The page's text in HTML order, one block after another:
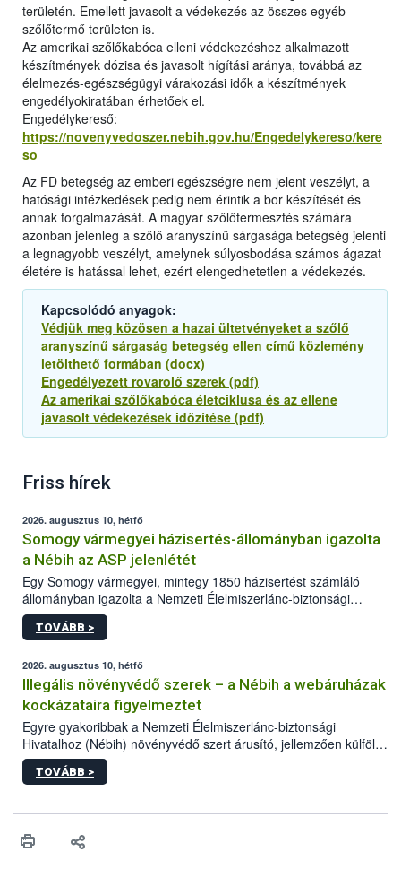
területén. Emellett javasolt a védekezés az összes egyéb
szőlőtermő területen is.
Az amerikai szőlőkabóca elleni védekezéshez alkalmazott
készítmények dózisa és javasolt hígítási aránya, továbbá az
élelmezés-egészségügyi várakozási idők a készítmények
engedélyokiratában érhetőek el.
Engedélykereső:
https://novenyvedoszer.nebih.gov.hu/Engedelykereso/kere
so
Az FD betegség az emberi egészségre nem jelent veszélyt, a
hatósági intézkedések pedig nem érintik a bor készítését és
annak forgalmazását. A magyar szőlőtermesztés számára
azonban jelenleg a szőlő aranyszínű sárgasága betegség jelenti
a legnagyobb veszélyt, amelynek súlyosbodása számos ágazat
életére is hatással lehet, ezért elengedhetetlen a védekezés.
Kapcsolódó anyagok:
Védjük meg közösen a hazai ültetvényeket a szőlő
aranyszínű sárgaság betegség ellen című közlemény
letölthető formában (docx)
Engedélyezett rovarolő szerek (pdf)
Az amerikai szőlőkabóca életciklusa és az ellene
javasolt védekezések időzítése (pdf)
Friss hírek
2026. augusztus 10, hétfő
Somogy vármegyei házisertés-állományban igazolta
a Nébih az ASP jelenlétét
Egy Somogy vármegyei, mintegy 1850 házisertést számláló
állományban igazolta a Nemzeti Élelmiszerlánc-biztonsági
Hivatal (Nébih) laboratóriuma az afrikai sertéspestis (ASP) vírus
jelenlétét. Az országos főállatorvos azonnal elrendelte a
terjedésének megakadályozása érdekében. A sertéstartók
számára kiemelten fontos a járványvédelmi előírások szigorú
betartása.
TOVÁBB >
2026. augusztus 10, hétfő
Illegális növényvédő szerek – a Nébih a webáruházak
kockázataira figyelmeztet
Egyre gyakoribbak a Nemzeti Élelmiszerlánc-biztonsági
Hivatalhoz (Nébih) növényvédő szert árusító, jellemzően külföldi
honlapok kapcsán érkező bejelentések. Emellett az ilyen
termékeket kínáló kéretlen online reklámok mennyisége is
összegyűjtötte az illegális növényvédő szerek kapcsán
vásárlás kockázatait.
TOVÁBB >